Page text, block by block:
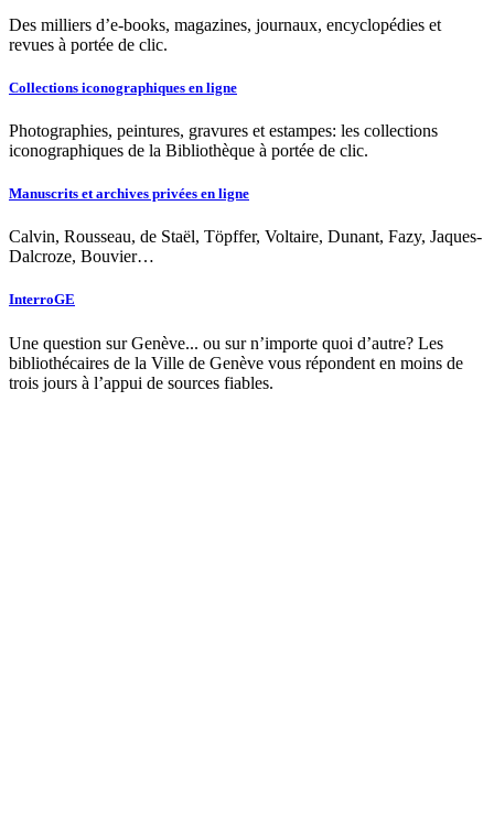
Des milliers d’e-books, magazines, journaux, encyclopédies et
revues à portée de clic.
Collections iconographiques en ligne
Photographies, peintures, gravures et estampes: les collections
iconographiques de la Bibliothèque à portée de clic.
Manuscrits et archives privées en ligne
Calvin, Rousseau, de Staël, Töpffer, Voltaire, Dunant, Fazy, Jaques-
Dalcroze, Bouvier…
InterroGE
Une question sur Genève... ou sur n’importe quoi d’autre? Les
bibliothécaires de la Ville de Genève vous répondent en moins de
trois jours à l’appui de sources fiables.